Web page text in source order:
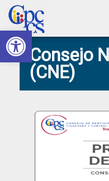
Abrir barra de
Skip
to
primary
navigation
Skip
to
main
content
Skip
to
primary
sidebar
Skip
to
footer
Consejo
de
Participación
Control
Construyendo
Poder
Ciudadano
Consejo
(CNE)